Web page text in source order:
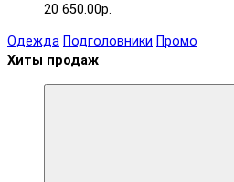
20 650.00р.
Одежда Подголовники Промо
Хиты продаж